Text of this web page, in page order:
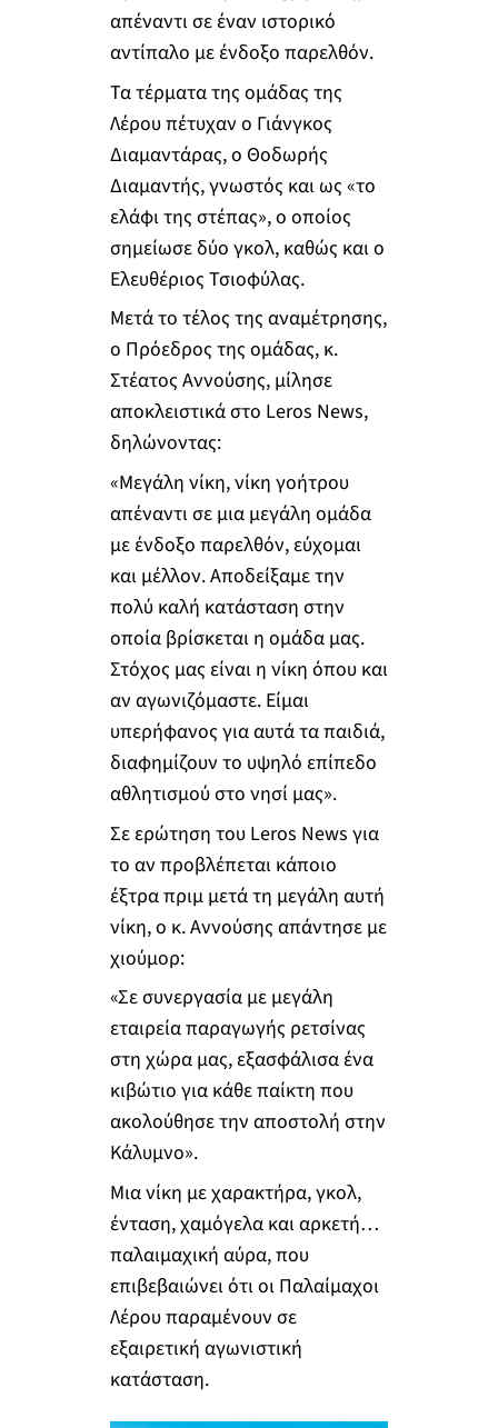
απέναντι σε έναν ιστορικό
αντίπαλο με ένδοξο παρελθόν.
Τα τέρματα της ομάδας της
Λέρου πέτυχαν ο Γιάνγκος
Διαμαντάρας, ο Θοδωρής
Διαμαντής, γνωστός και ως «το
ελάφι της στέπας», ο οποίος
σημείωσε δύο γκολ, καθώς και ο
Ελευθέριος Τσιοφύλας.
Μετά το τέλος της αναμέτρησης,
ο Πρόεδρος της ομάδας, κ.
Στέατος Αννούσης, μίλησε
αποκλειστικά στο Leros News,
δηλώνοντας:
«Μεγάλη νίκη, νίκη γοήτρου
απέναντι σε μια μεγάλη ομάδα
με ένδοξο παρελθόν, εύχομαι
και μέλλον. Αποδείξαμε την
πολύ καλή κατάσταση στην
οποία βρίσκεται η ομάδα μας.
Στόχος μας είναι η νίκη όπου και
αν αγωνιζόμαστε. Είμαι
υπερήφανος για αυτά τα παιδιά,
διαφημίζουν το υψηλό επίπεδο
αθλητισμού στο νησί μας».
Σε ερώτηση του Leros News για
το αν προβλέπεται κάποιο
έξτρα πριμ μετά τη μεγάλη αυτή
νίκη, ο κ. Αννούσης απάντησε με
χιούμορ:
«Σε συνεργασία με μεγάλη
εταιρεία παραγωγής ρετσίνας
στη χώρα μας, εξασφάλισα ένα
κιβώτιο για κάθε παίκτη που
ακολούθησε την αποστολή στην
Κάλυμνο».
Μια νίκη με χαρακτήρα, γκολ,
ένταση, χαμόγελα και αρκετή…
παλαιμαχική αύρα, που
επιβεβαιώνει ότι οι Παλαίμαχοι
Λέρου παραμένουν σε
εξαιρετική αγωνιστική
κατάσταση.